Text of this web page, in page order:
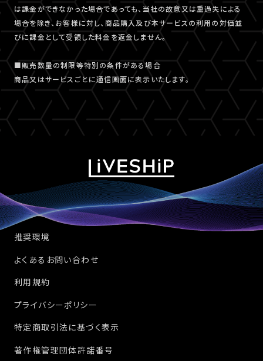
は課金ができなかった場合であっても、当社の故意又は重過失による
場合を除き、お客様に対し、商品購入及び本サービスの利用の対価並
びに課金として受領した料金を返金しません。
■販売数量の制限等特別の条件がある場合
商品又はサービスごとに通信画面に表示いたします。
推奨環境
よくあるお問い合わせ
利用規約
プライバシーポリシー
特定商取引法に基づく表示
著作権管理団体許諾番号